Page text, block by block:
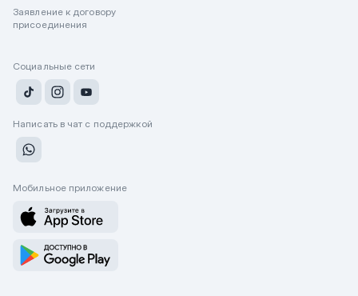
Заявление к договору
присоединения
Социальные сети
Написать в чат с поддержкой
Мобильное приложение